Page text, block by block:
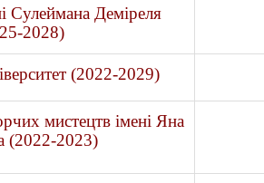
Сулеймана Деміреля
2028)
(2022-2029)
мистецтв імені Яна
(2022-2023)